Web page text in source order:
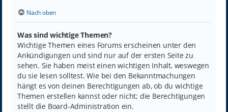
Nach oben
Was sind wichtige Themen?
Wichtige Themen eines Forums erscheinen unter den
Ankündigungen und sind nur auf der ersten Seite zu
sehen. Sie haben meist einen wichtigen Inhalt, weswegen
du sie lesen solltest. Wie bei den Bekanntmachungen
hängt es von deinen Berechtigungen ab, ob du wichtige
Themen erstellen kannst oder nicht; die Berechtigungen
stellt die Board-Administration ein.